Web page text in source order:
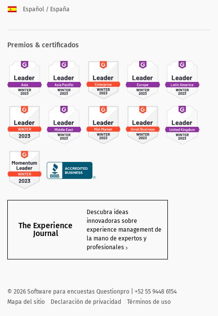
Español / España
Premios & certificados
The Experience
Journal
Descubra ideas
innovadoras sobre
experience management de
la mano de expertos y
profesionales
© 2026 Software para encuestas Questionpro | +52 55 9448 6154
Mapa del sitio
Declaración de privacidad Términos de uso